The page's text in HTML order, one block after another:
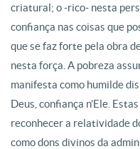
criatural; o -rico- nesta
confiança nas coisas que
que se faz forte pela obra
nesta força. A pobreza
manifesta como humilde
Deus, confiança n’Ele.
reconhecer a relatividade
como dons divinos da